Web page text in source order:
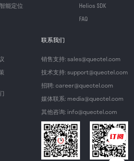
智能定位
Helios SDK
FAQ
联系我们
销售支持: sales@quectel.com
技术支持: support@quectel.com
招聘: career@quectel.com
媒体联系: media@quectel.com
其他咨询: info@quectel.com